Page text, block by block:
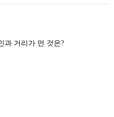
과 거리가 먼 것은?